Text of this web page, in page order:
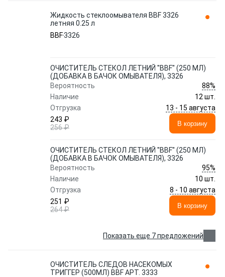
Жидкость стеклоомывателя BBF 3326
летняя 0.25 л
BBF3326
ОЧИСТИТЕЛЬ СТЕКОЛ ЛЕТНИЙ ''BBF'' (250 МЛ)
(ДОБАВКА В БАЧОК ОМЫВАТЕЛЯ), 3326
Вероятность
88%
Наличие
12 шт.
Отгрузка
13 - 15 августа
243 ₽
256 ₽
В корзину
ОЧИСТИТЕЛЬ СТЕКОЛ ЛЕТНИЙ ''BBF'' (250 МЛ)
(ДОБАВКА В БАЧОК ОМЫВАТЕЛЯ), 3326
Вероятность
95%
Наличие
10 шт.
Отгрузка
8 - 10 августа
251 ₽
264 ₽
В корзину
Показать еще 7 предложений
ОЧИСТИТЕЛЬ СЛЕДОВ НАСЕКОМЫХ
ТРИГГЕР (500МЛ) BBF АРТ. 3333